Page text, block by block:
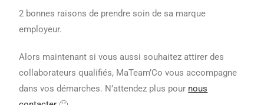
2 bonnes raisons de prendre soin de sa marque
employeur.
Alors maintenant si vous aussi souhaitez attirer des
collaborateurs qualifiés, MaTeam’Co vous accompagne
dans vos démarches. N’attendez plus pour nous